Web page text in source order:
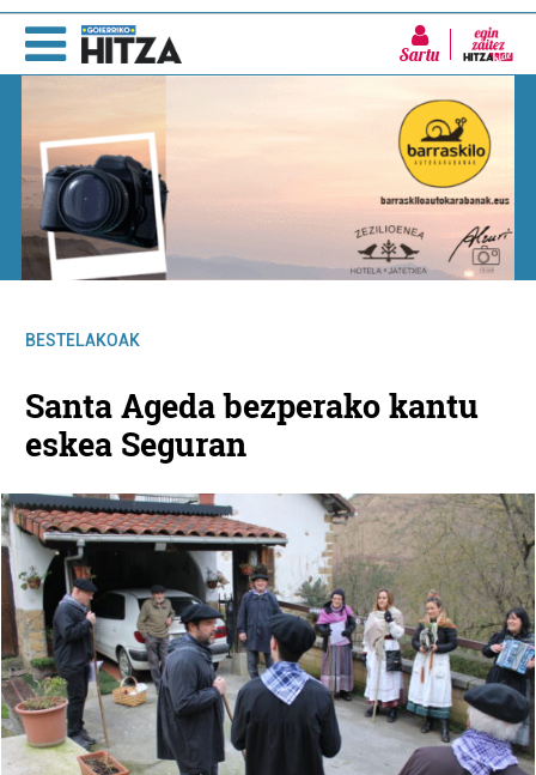
Sartu
BESTELAKOAK
Santa Ageda bezperako kantu
eskea Seguran